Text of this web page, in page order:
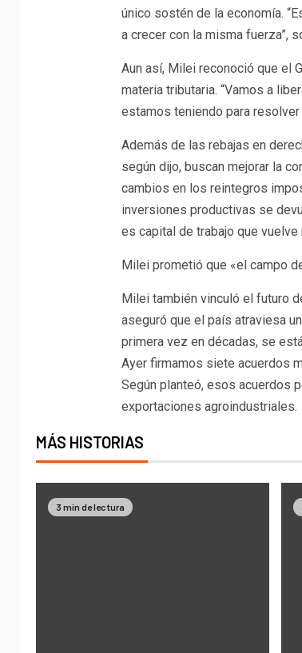
único sostén de la economía.
a crecer con la misma fuerza”,
Aun así, Milei reconoció que el
materia tributaria. “Vamos a
estamos teniendo para
Además de las rebajas en
según dijo, buscan mejorar la
cambios en los reintegros
inversiones productivas se
es capital de trabajo que
Milei prometió que «el campo
Milei también vinculó el futuro
aseguró que el país atraviesa
primera vez en décadas, se
Ayer firmamos siete acuerdos
Según planteó, esos acuerdos
exportaciones agroindustriales.
MÁS HISTORIAS
3 min de lectura